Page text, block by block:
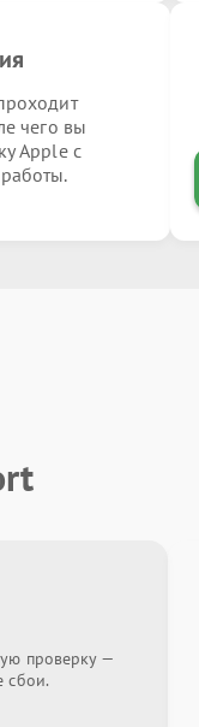
чего вы
Apple с
проверку —
сбои.